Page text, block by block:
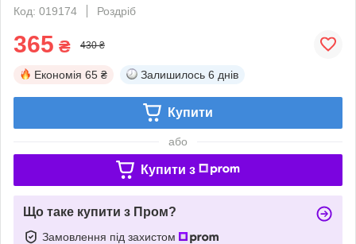
Код: 019174
Роздріб
365 ₴ 430 ₴
Економія 65 ₴ Залишилось 6 днів
Купити
або
Купити з
Що таке купити з Пром?
Замовлення під захистом